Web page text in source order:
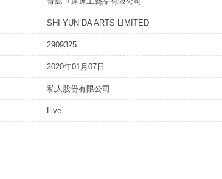
SHI YUN DA ARTS LIMITED
2909325
2020年01月07日
私人股份有限公司
Live